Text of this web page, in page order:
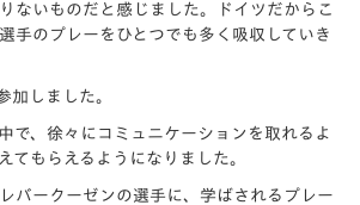
ないものだと感じました。ドイツだからこ
手のプレーをひとつでも多く吸収していき
加しました。
で、徐々にコミュニケーションを取れるよ
てもらえるようになりました。
バークーゼンの選手に、学ばされるプレー